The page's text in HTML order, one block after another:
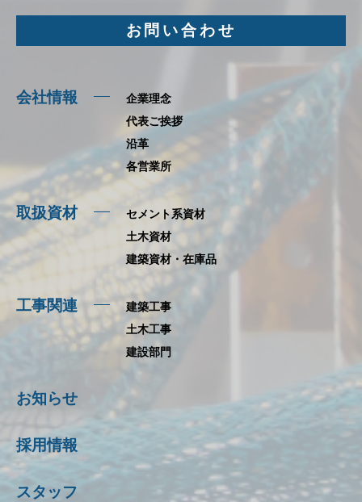
お問い合わせ
会社情報
企業理念
代表ご挨拶
沿革
各営業所
取扱資材
セメント系資材
土木資材
建築資材・在庫品
工事関連
建築工事
土木工事
建設部門
お知らせ
採用情報
スタッフ